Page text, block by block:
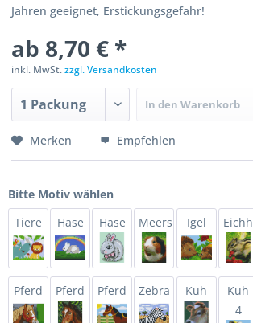
Jahren geeignet, Erstickungsgefahr!
ab 8,70 € *
inkl. MwSt.zzgl. Versandkosten
In den Warenkorb
Merken Empfehlen
Bitte Motiv wählen
Tiere
Hase Hase Meers Igel Eichh
Pferd Pferd Pferd Zebra Kuh
Kuh
4